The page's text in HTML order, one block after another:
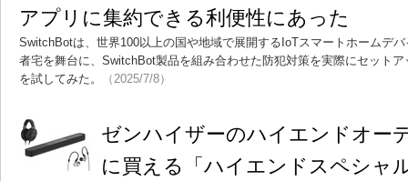
アプリに集約できる利便性にあった
SwitchBotは、世界100以上の国や地域で展開するIoTスマートホームデ
者宅を舞台に、SwitchBot製品を組み合わせた防犯対策を実際にセット
を試してみた。
（2025/7/8）
ゼンハイザーのハイエンドオー
に買える「ハイエンドスペシャ